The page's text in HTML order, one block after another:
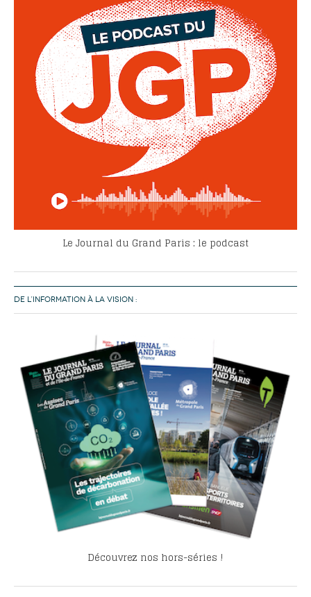
Le Journal du Grand Paris : le podcast
DE L’INFORMATION À LA VISION :
Découvrez nos hors-séries !